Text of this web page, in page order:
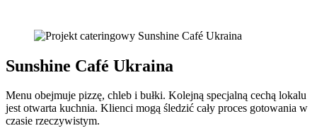
Sunshine Café Ukraina
Menu obejmuje pizzę, chleb i bułki. Kolejną specjalną cechą lokalu
jest otwarta kuchnia. Klienci mogą śledzić cały proces gotowania w
czasie rzeczywistym.